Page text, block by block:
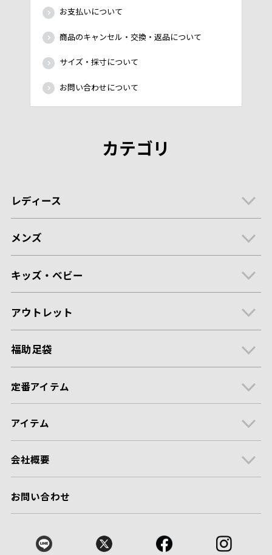
お支払いについて
商品のキャンセル・交換・返品について
サイズ・採寸について
お問い合わせについて
カテゴリ
レディース
メンズ
キッズ・ベビー
アウトレット
福助足袋
定番アイテム
アイテム
会社概要
お問い合わせ